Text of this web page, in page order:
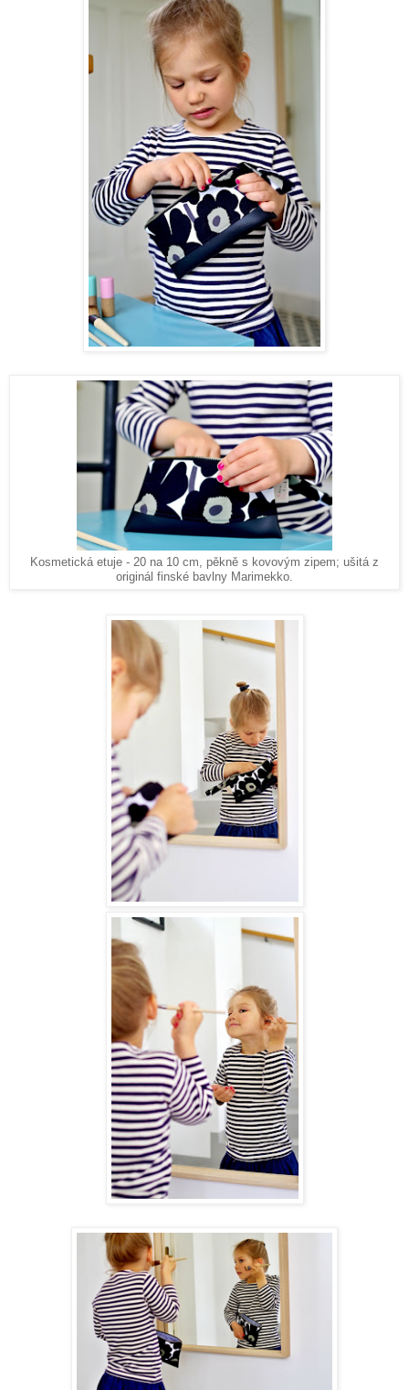
Kosmetická etuje - 20 na 10 cm, pěkně s kovovým zipem; ušitá z
originál finské bavlny Marimekko.